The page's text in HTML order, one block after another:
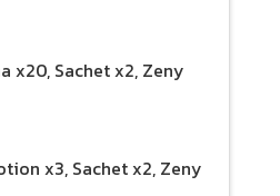
x20, Sachet x2, Zeny
x3, Sachet x2, Zeny